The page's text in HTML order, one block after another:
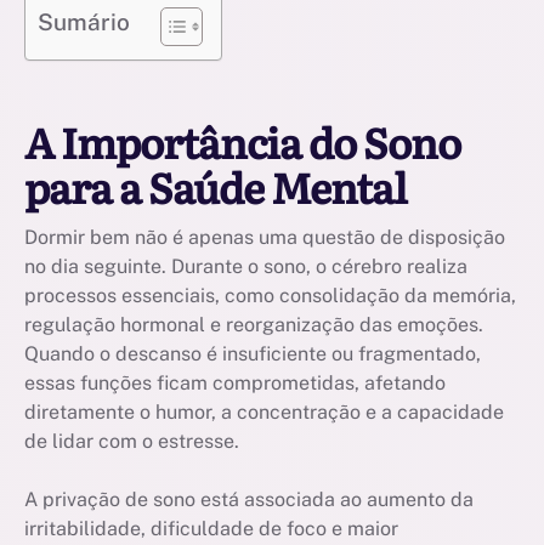
Sumário
A Importância do Sono
para a Saúde Mental
Dormir bem não é apenas uma questão de disposição
no dia seguinte. Durante o sono, o cérebro realiza
processos essenciais, como consolidação da memória,
regulação hormonal e reorganização das emoções.
Quando o descanso é insuficiente ou fragmentado,
essas funções ficam comprometidas, afetando
diretamente o humor, a concentração e a capacidade
de lidar com o estresse.
A privação de sono está associada ao aumento da
irritabilidade, dificuldade de foco e maior